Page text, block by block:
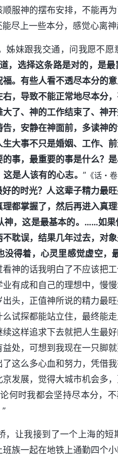
服神的摆布安排，不能再
尽上一些本分，感觉心离神
妹跟我交通，问我愿不愿
，选择这条路是对的，是
。有些人看不透尽本分的
，导致不能正常地尽本分
了、神的工作结束了、神
，安静在神面前，多读神
大事不只是婚姻、工作、
事，最重要的事是什么？
是人该有的心志。 ” 《话・
的时光？人这辈子精力最
都掌握了，然后再进入真
神，这是最基本的。……如
耽误，结果几年过去，对
得着，心灵里感觉虚空，
看神的话我明白了不应该把
有成和自己的理想中，慢
头，正值神所说的精力最
试探都能站立住，最终能
这样追求下去就把人生最
处，可想到我现在一只脚
这么多心血和努力，凭借
发展，觉得大城市机会多
何时我都会坚持尽本分，
，让我接到了一个上海的
族一起在地铁上通勤四个